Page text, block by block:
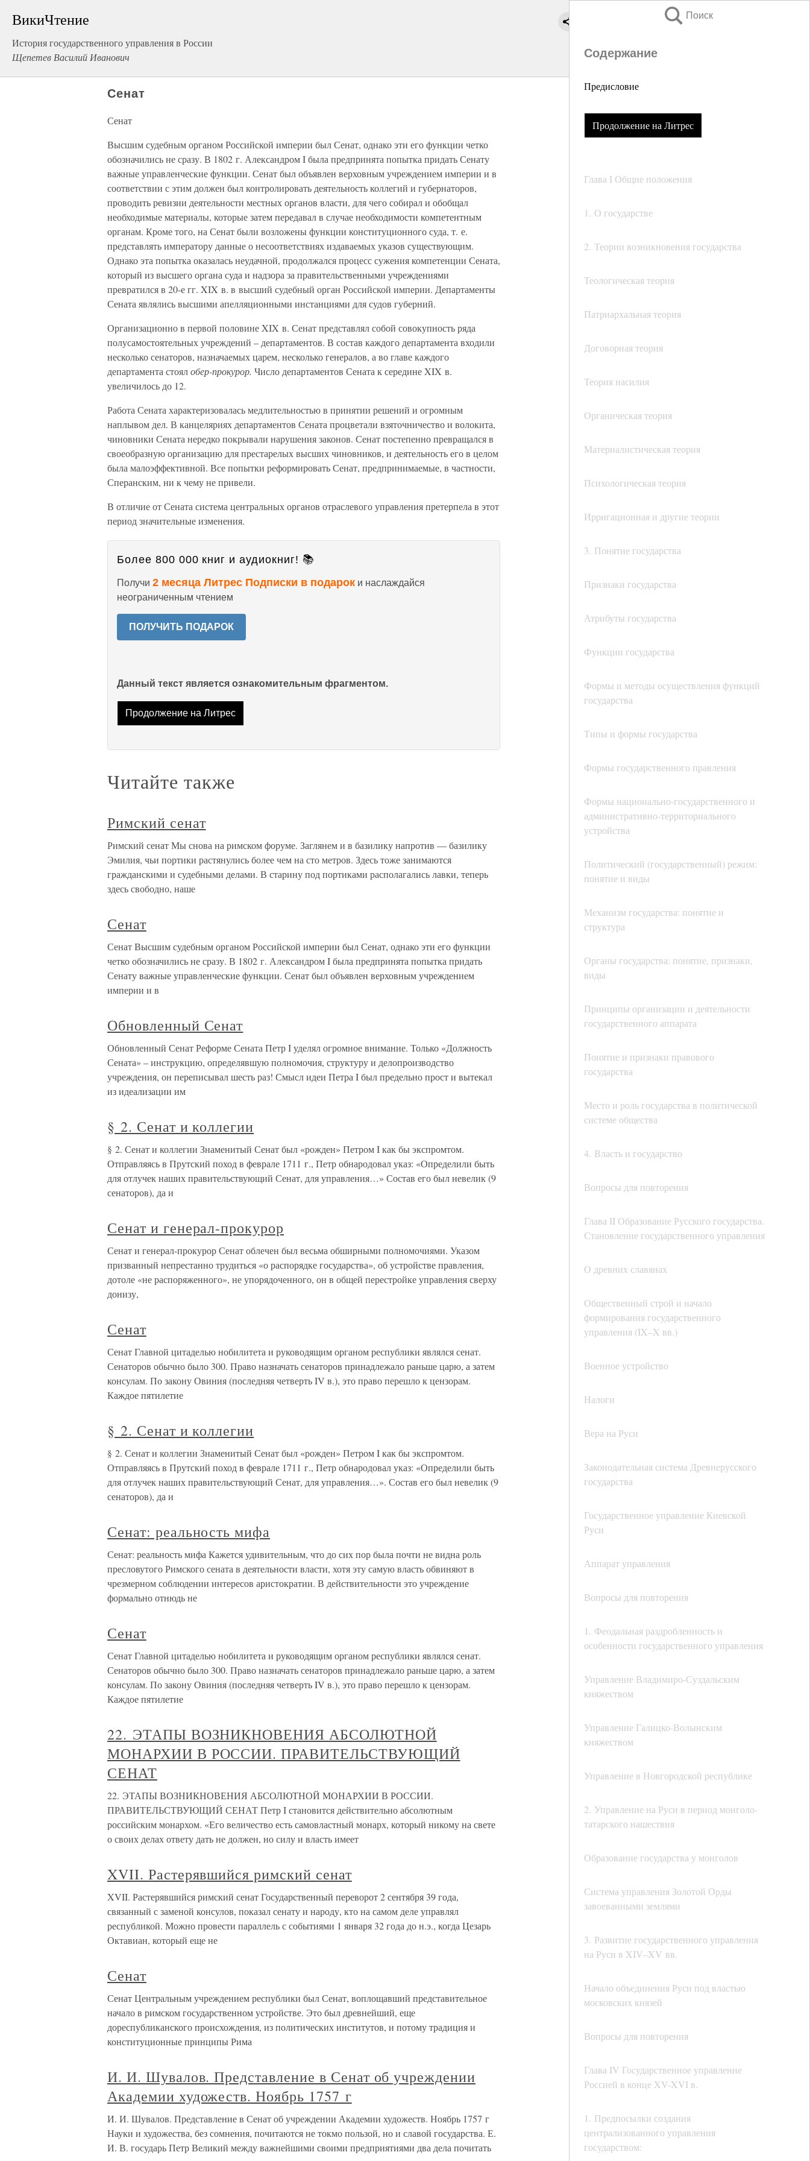
ВикиЧтение
История государственного управления в России
Щепетев Василий Иванович
Поиск
Содержание
Предисловие
Продолжение на Литрес
Глава I Общие положения
1. О государстве
2. Теории возникновения государства
Теологическая теория
Патриархальная теория
Договорная теория
Теория насилия
Органическая теория
Материалистическая теория
Психологическая теория
Ирригационная и другие теории
3. Понятие государства
Признаки государства
Атрибуты государства
Функции государства
Формы и методы осуществления функций
государства
Типы и формы государства
Формы государственного правления
Формы национально-государственного и
административно-территориального
устройства
Политический (государственный) режим:
понятие и виды
Механизм государства: понятие и
структура
Органы государства: понятие, признаки,
виды
Принципы организации и деятельности
государственного аппарата
Понятие и признаки правового
государства
Место и роль государства в политической
системе общества
4. Власть и государство
Вопросы для повторения
Глава II Образование Русского государства.
Становление государственного управления
О древних славянах
Общественный строй и начало
формирования государственного
управления (IX–X вв.)
Военное устройство
Налоги
Вера на Руси
Законодательная система Древнерусского
государства
Государственное управление Киевской
Руси
Аппарат управления
Вопросы для повторения
1. Феодальная раздробленность и
особенности государственного управления
Управление Владимиро-Суздальским
княжеством
Управление Галицко-Волынским
княжеством
Управление в Новгородской республике
2. Управление на Руси в период монголо-
татарского нашествия
Образование государства у монголов
Система управления Золотой Орды
завоеванными землями
3. Развитие государственного управления
на Руси в XIV–XV вв.
Начало объединения Руси под властью
московских князей
Вопросы для повторения
Глава IV Государственное управление
Россией в конце XV-XVI в.
1. Предпосылки создания
централизованного управления
государством:
Сенат
Сенат
Высшим судебным органом Российской империи был Сенат, однако эти его функции четко
обозначились не сразу. В 1802 г. Александром I была предпринята попытка придать Сенату
важные управленческие функции. Сенат был объявлен верховным учреждением империи и в
соответствии с этим должен был контролировать деятельность коллегий и губернаторов,
проводить ревизии деятельности местных органов власти, для чего собирал и обобщал
необходимые материалы, которые затем передавал в случае необходимости компетентным
органам. Кроме того, на Сенат были возложены функции конституционного суда, т. е.
представлять императору данные о несоответствиях издаваемых указов существующим.
Однако эта попытка оказалась неудачной, продолжался процесс сужения компетенции Сената,
который из высшего органа суда и надзора за правительственными учреждениями
превратился в 20-е гг. XIX в. в высший судебный орган Российской империи. Департаменты
Сената являлись высшими апелляционными инстанциями для судов губерний.
Организационно в первой половине XIX в. Сенат представлял собой совокупность ряда
полусамостоятельных учреждений – департаментов. В состав каждого департамента входили
несколько сенаторов, назначаемых царем, несколько генералов, а во главе каждого
департамента стоялобер-прокурор. Число департаментов Сената к середине XIX в.
увеличилось до 12.
Работа Сената характеризовалась медлительностью в принятии решений и огромным
наплывом дел. В канцеляриях департаментов Сената процветали взяточничество и волокита,
чиновники Сената нередко покрывали нарушения законов. Сенат постепенно превращался в
своеобразную организацию для престарелых высших чиновников, и деятельность его в целом
была малоэффективной. Все попытки реформировать Сенат, предпринимаемые, в частности,
Сперанским, ни к чему не привели.
В отличие от Сената система центральных органов отраслевого управления претерпела в этот
период значительные изменения.
Более 800 000 книг и аудиокниг! 📚
Получи 2 месяца Литрес Подписки в подарок и наслаждайся
неограниченным чтением
ПОЛУЧИТЬ ПОДАРОК
Данный текст является ознакомительным фрагментом.
Продолжение на Литрес
Читайте также
Римский сенат
Римский сенат Мы снова на римском форуме. Заглянем и в базилику напротив — базилику
Эмилия, чьи портики растянулись более чем на сто метров. Здесь тоже занимаются
гражданскими и судебными делами. В старину под портиками располагались лавки, теперь
здесь свободно, наше
Сенат
Сенат Высшим судебным органом Российской империи был Сенат, однако эти его функции
четко обозначились не сразу. В 1802 г. Александром I была предпринята попытка придать
Сенату важные управленческие функции. Сенат был объявлен верховным учреждением
империи и в
Обновленный Сенат
Обновленный Сенат Реформе Сената Петр I уделял огромное внимание. Только «Должность
Сената» – инструкцию, определявшую полномочия, структуру и делопроизводство
учреждения, он переписывал шесть раз! Смысл идеи Петра I был предельно прост и вытекал
из идеализации им
§ 2. Сенат и коллегии
§ 2. Сенат и коллегии Знаменитый Сенат был «рожден» Петром I как бы экспромтом.
Отправляясь в Прутский поход в феврале 1711 г., Петр обнародовал указ: «Определили быть
для отлучек наших правительствующий Сенат, для управления…» Состав его был невелик (9
сенаторов), да и
Сенат и генерал-прокурор
Сенат и генерал-прокурор Сенат облечен был весьма обширными полномочиями. Указом
призванный непрестанно трудиться «о распорядке государства», об устройстве правления,
дотоле «не распоряженного», не упорядоченного, он в общей перестройке управления сверху
донизу,
Сенат
Сенат Главной цитаделью нобилитета и руководящим органом республики являлся сенат.
Сенаторов обычно было 300. Право назначать сенаторов принадлежало раньше царю, а затем
консулам. По закону Овиния (послед­няя четверть IV в.), это право перешло к цензорам.
Каждое пятилетие
§ 2. Сенат и коллегии
§ 2. Сенат и коллегии Знаменитый Сенат был «рожден» Петром I как бы экспромтом.
Отправляясь в Прутский поход в феврале 1711 г., Петр обнародовал указ: «Определили быть
для отлучек наших правительствующий Сенат, для управления…». Состав его был невелик (9
сенаторов), да и
Сенат: реальность мифа
Сенат: реальность мифа Кажется удивительным, что до сих пор была почти не видна роль
пресловутого Римского сената в деятельности власти, хотя эту самую власть обвиняют в
чрезмерном соблюдении интересов аристократии. В действительности это учреждение
формально отнюдь не
Сенат
Сенат Главной цитаделью нобилитета и руководящим органом республики являлся сенат.
Сенаторов обычно было 300. Право назначать сенаторов принадлежало раньше царю, а затем
консулам. По закону Овиния (послед­няя четверть IV в.), это право перешло к цензорам.
Каждое пятилетие
22. ЭТАПЫ ВОЗНИКНОВЕНИЯ АБСОЛЮТНОЙ
МОНАРХИИ В РОССИИ. ПРАВИТЕЛЬСТВУЮЩИЙ
СЕНАТ
22. ЭТАПЫ ВОЗНИКНОВЕНИЯ АБСОЛЮТНОЙ МОНАРХИИ В РОССИИ.
ПРАВИТЕЛЬСТВУЮЩИЙ СЕНАТ Петр I становится действительно абсолютным
российским монархом. «Его величество есть самовластный монарх, который никому на свете
о своих делах ответу дать не должен, но силу и власть имеет
XVII. Растерявшийся римский сенат
XVII. Растерявшийся римский сенат Государственный переворот 2 сентября 39 года,
связанный с заменой консулов, показал сенату и народу, кто на самом деле управлял
республикой. Можно провести параллель с событиями 1 января 32 года до н.э., когда Цезарь
Октавиан, который еще не
Сенат
Сенат Центральным учреждением республики был Сенат, воплощавший представительное
начало в римском государственном устройстве. Это был древнейший, еще
дореспубликанского происхождения, из политических институтов, и потому традиция и
конституционные принципы Рима
И. И. Шувалов. Представление в Сенат об учреждении
Академии художеств. Ноябрь 1757 г
И. И. Шувалов. Представление в Сенат об учреждении Академии художеств. Ноябрь 1757 г
Науки и художества, без сомнения, почитаются не токмо пользой, но и славой государства. Е.
И. В. государь Петр Великий между важнейшими своими предприятиями два дела почитать